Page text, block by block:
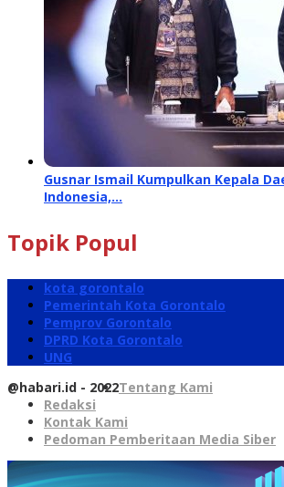
Gusnar Ismail Kumpulkan Kepala
Indonesia,…
Topik Popul
kota gorontalo
Pemerintah Kota Gorontalo
Pemprov Gorontalo
DPRD Kota Gorontalo
UNG
@habari.id - 2022Tentang Kami
Redaksi
Kontak Kami
Pedoman Pemberitaan Media Siber